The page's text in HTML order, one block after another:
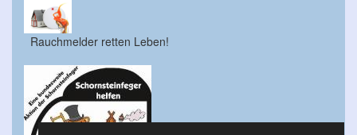
Rauchmelder retten Leben!